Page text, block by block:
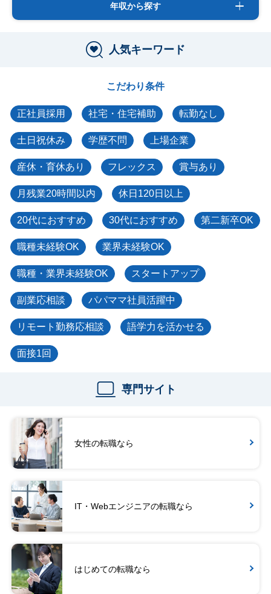
年収から探す
人気キーワード
こだわり条件
正社員採用 社宅・住宅補助 転勤なし
土日祝休み 学歴不問 上場企業
産休・育休あり フレックス 賞与あり
月残業20時間以内 休日120日以上
20代におすすめ 30代におすすめ 第二新卒OK
職種未経験OK 業界未経験OK
職種・業界未経験OK スタートアップ
副業応相談 パパママ社員活躍中
リモート勤務応相談 語学力を活かせる
面接1回
専門サイト
女性の転職なら
IT・Webエンジニアの転職なら
はじめての転職なら